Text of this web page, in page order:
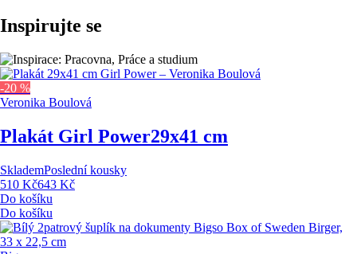
Inspirujte se
-20 %
Veronika Boulová
Plakát Girl Power29x41 cm
SklademPoslední kousky
510 Kč643 Kč
Do košíku
Do košíku